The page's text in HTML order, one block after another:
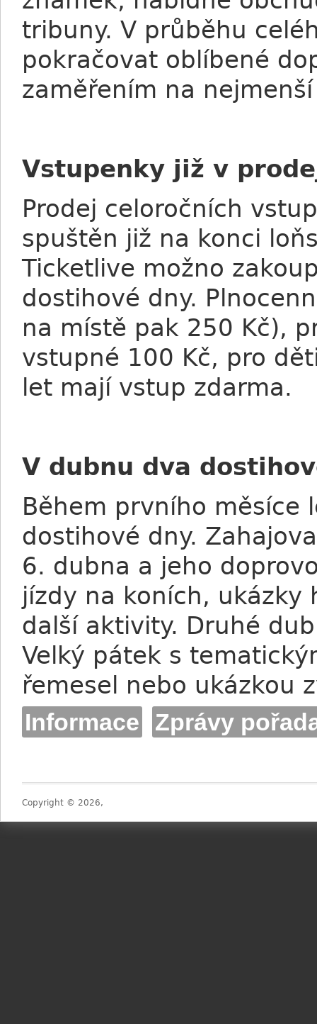
tribuny. V průběhu
pokračovat oblíbené
zaměřením na
Vstupenky již v
Prodej celoročních
spuštěn již na konci
Ticketlive možno
dostihové dny.
na místě pak 250 Kč),
vstupné 100 Kč, pro
let mají vstup zdarma.
V dubnu dva
Během prvního měsíce
dostihové dny.
6. dubna a jeho
jízdy na koních,
další aktivity. Druhé
Velký pátek s
řemesel nebo ukázkou
Informace Zprávy
Copyright © 2026,